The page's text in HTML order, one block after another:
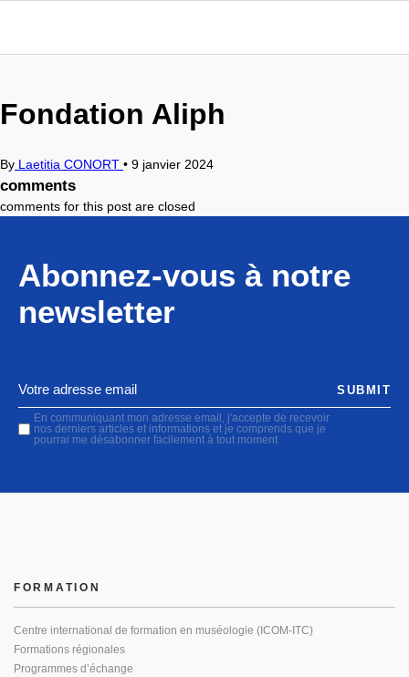
Fondation Aliph
By Laetitia CONORT • 9 janvier 2024
comments
comments for this post are closed
Abonnez-vous à notre
newsletter
En communiquant mon adresse email, j'accepte de recevoir
nos derniers articles et informations et je comprends que je
pourrai me désabonner facilement à tout moment
SUBMIT
FORMATION
Centre international de formation en muséologie (ICOM-ITC)
Formations régionales
Programmes d’échange